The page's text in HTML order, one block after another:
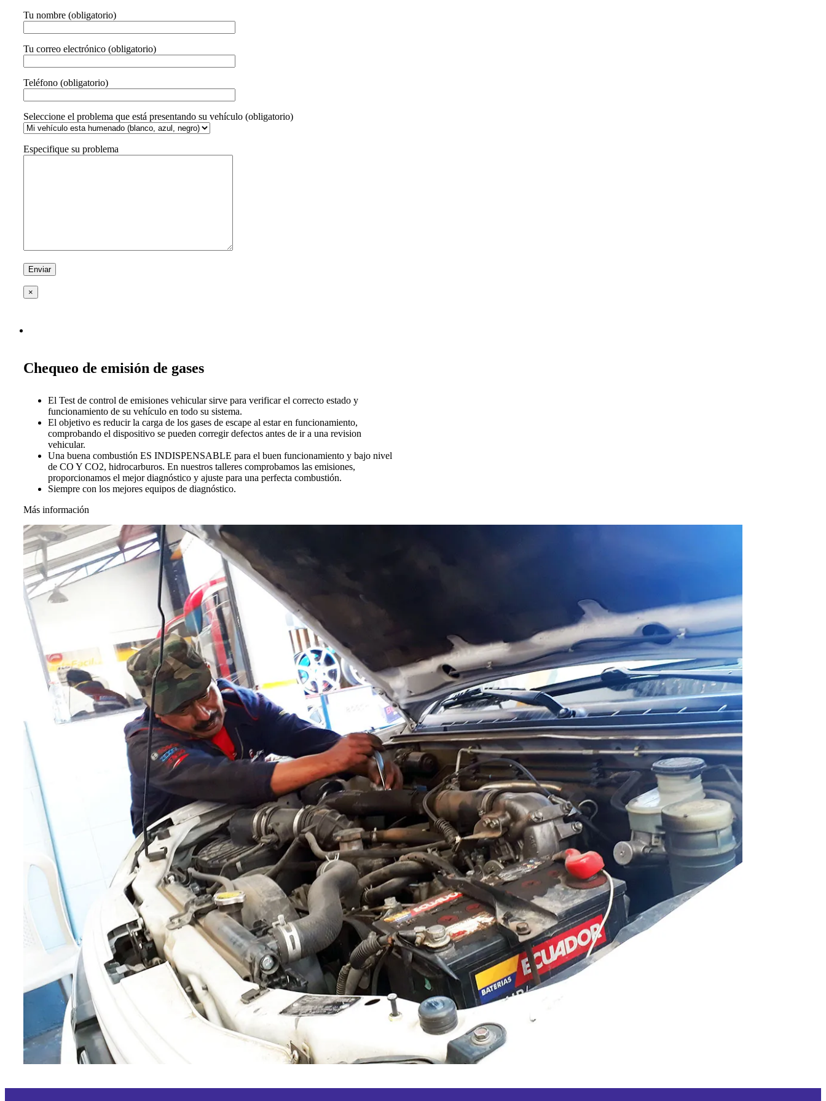
Tu nombre (obligatorio)
Tu correo electrónico (obligatorio)
Teléfono (obligatorio)
Seleccione el problema que está presentando su vehículo (obligatorio)
Especifique su problema
×
Chequeo de emisión de gases
El Test de control de emisiones vehicular sirve para verificar el correcto estado y
funcionamiento de su vehículo en todo su sistema.
El objetivo es reducir la carga de los gases de escape al estar en funcionamiento,
comprobando el dispositivo se pueden corregir defectos antes de ir a una revision
vehicular.
Una buena combustión ES INDISPENSABLE para el buen funcionamiento y bajo nivel
de CO Y CO2, hidrocarburos. En nuestros talleres comprobamos las emisiones,
proporcionamos el mejor diagnóstico y ajuste para una perfecta combustión.
Siempre con los mejores equipos de diagnóstico.
Más información